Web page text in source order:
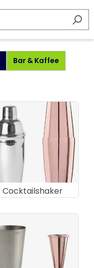
Bar & Kaffee
Cocktailshaker